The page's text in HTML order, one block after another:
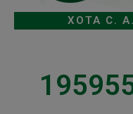
XOTA C.